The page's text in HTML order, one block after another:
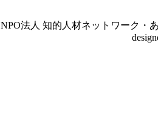
NPO法人 知的人材ネットワーク・